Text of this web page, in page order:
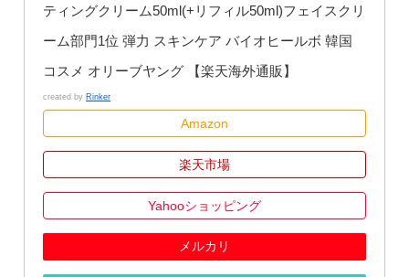
ティングクリーム50ml(+リフィル50ml)フェイスクリ
ーム部門1位 弾力 スキンケア バイオヒールボ 韓国
コスメ オリーブヤング 【楽天海外通販】
created by Rinker
Amazon
楽天市場
Yahooショッピング
メルカリ